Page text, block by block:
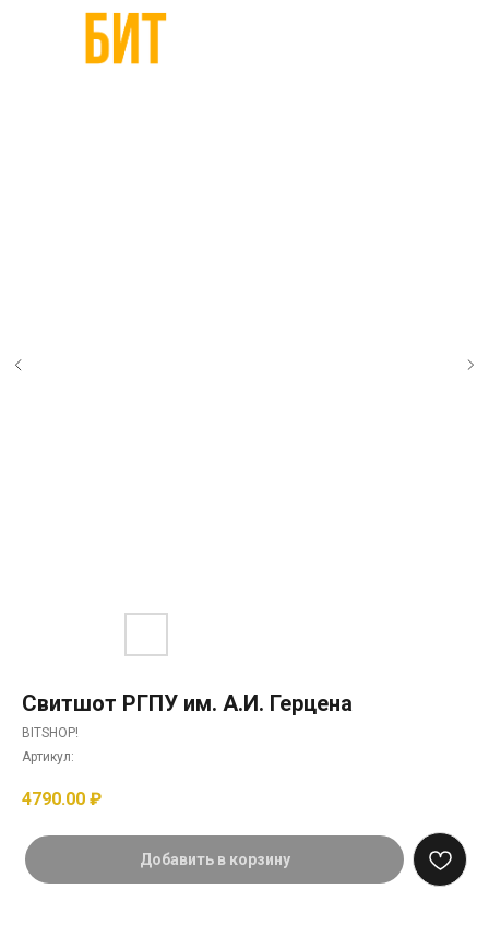
Свитшот РГПУ им. А.И. Герцена
BITSHOP!
Артикул:
4790.00 ₽
Добавить в корзину